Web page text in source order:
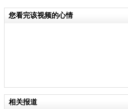
您看完该视频的心情
相关报道